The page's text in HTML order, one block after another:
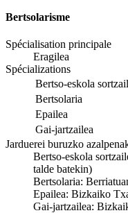
Bertsolarisme
Spécialisation principale
Eragilea
Spécializations
Bertso-eskola
Bertsolaria
Epailea
Gai-jartzailea
Jarduerei buruzko
Bertso-eskola
talde batekin)
Bertsolaria:
Epailea: Bizkaiko
Gai-jartzailea: